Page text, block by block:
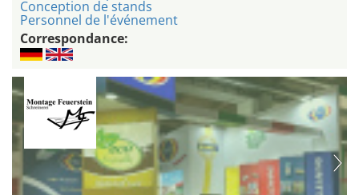
Conception de stands
Personnel de l'événement
Correspondance: